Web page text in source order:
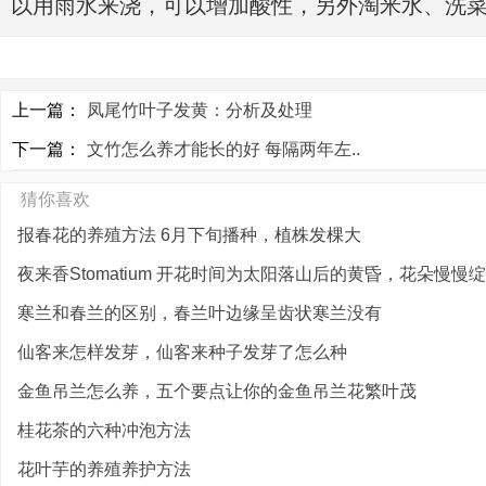
以用雨水来浇，可以增加酸性，另外淘米水、洗菜
上一篇： 凤尾竹叶子发黄：分析及处理
下一篇： 文竹怎么养才能长的好 每隔两年左..
猜你喜欢
报春花的养殖方法 6月下旬播种，植株发棵大
夜来香Stomatium 开花时间为太阳落山后的黄昏，花朵慢慢
寒兰和春兰的区别，春兰叶边缘呈齿状寒兰没有
仙客来怎样发芽，仙客来种子发芽了怎么种
金鱼吊兰怎么养，五个要点让你的金鱼吊兰花繁叶茂
桂花茶的六种冲泡方法
花叶芋的养殖养护方法